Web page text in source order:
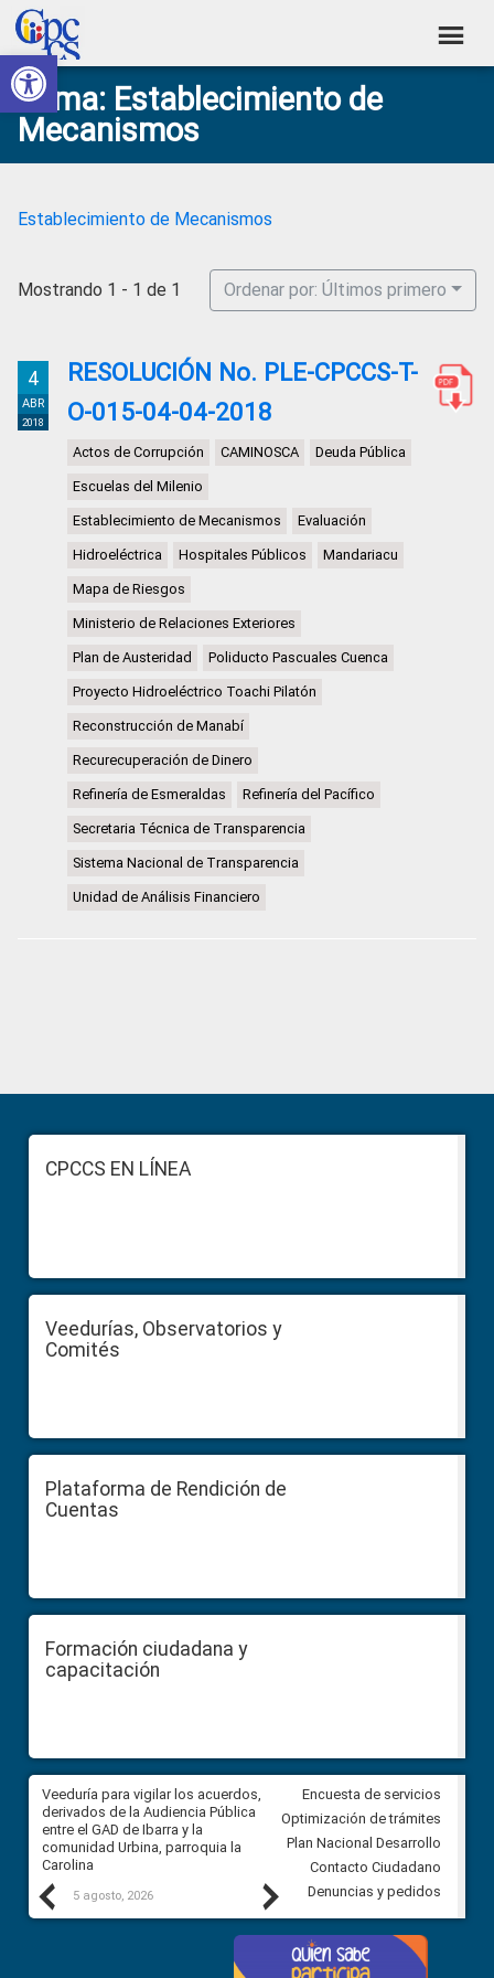
Abrir barra de herramientas
Skip
to
primary
navigation
Skip
to
main
content
Skip
to
primary
sidebar
Skip
to
footer
Consejo
de
Participación
Social
Construyendo
Poder
Ciudadano
Tema: Establecimiento de
Mecanismos
Establecimiento de Mecanismos
Mostrando 1 - 1 de 1 Ordenar por: Últimos primero
4
ABR
2018
RESOLUCIÓN No. PLE-CPCCS-T-
O-015-04-04-2018
Actos de Corrupción CAMINOSCA Deuda Pública
Escuelas del Milenio
Establecimiento de Mecanismos Evaluación
Hidroeléctrica Hospitales Públicos Mandariacu
Mapa de Riesgos
Ministerio de Relaciones Exteriores
Plan de Austeridad Poliducto Pascuales Cuenca
Proyecto Hidroeléctrico Toachi Pilatón
Reconstrucción de Manabí
Recurecuperación de Dinero
Refinería de Esmeraldas Refinería del Pacífico
Secretaria Técnica de Transparencia
Sistema Nacional de Transparencia
Unidad de Análisis Financiero
Sidebar
FooterCPCCS EN LÍNEA
Veedurías, Observatorios y
Comités
Plataforma de Rendición de
Cuentas
Formación ciudadana y
capacitación
Previous
Veeduría para vigilar los acuerdos,
derivados de la Audiencia Pública
entre el GAD de Ibarra y la
comunidad Urbina, parroquia la
Carolina
5 agosto, 2026
CPCCS convoca a Veeduría
Ciudadana para vigilar el
5 agosto, 2026
Next
Encuesta de servicios
Optimización de trámites
Plan Nacional Desarrollo
Contacto Ciudadano
Denuncias y pedidos